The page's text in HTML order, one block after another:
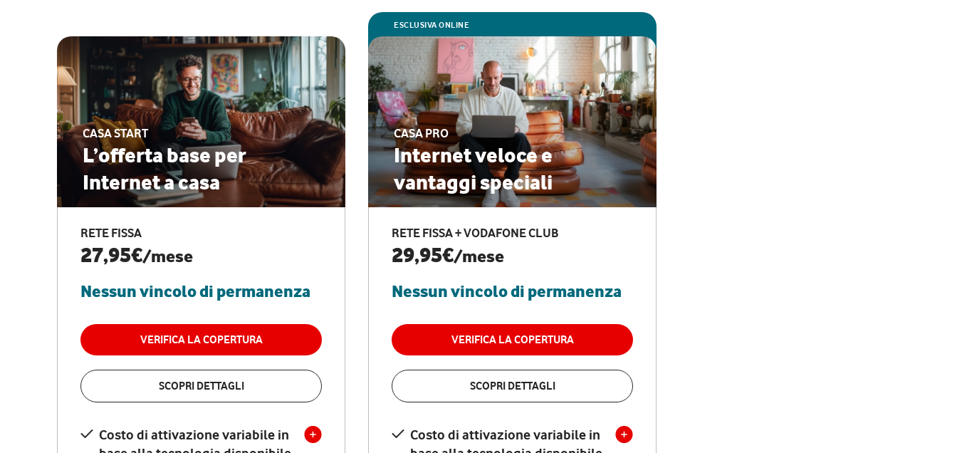
CASA START
L’offerta base per
Internet a casa
RETE FISSA
27,95€/mese
Nessun vincolo di permanenza
VERIFICA LA COPERTURA
SCOPRI DETTAGLI
Costo di attivazione variabile in
ESCLUSIVA ONLINE
CASA PRO
Internet veloce e
vantaggi speciali
RETE FISSA + VODAFONE CLUB
29,95€/mese
Nessun vincolo di permanenza
VERIFICA LA COPERTURA
SCOPRI DETTAGLI
Costo di attivazione variabile in